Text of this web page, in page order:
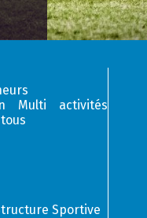
Multi activités
Sportive